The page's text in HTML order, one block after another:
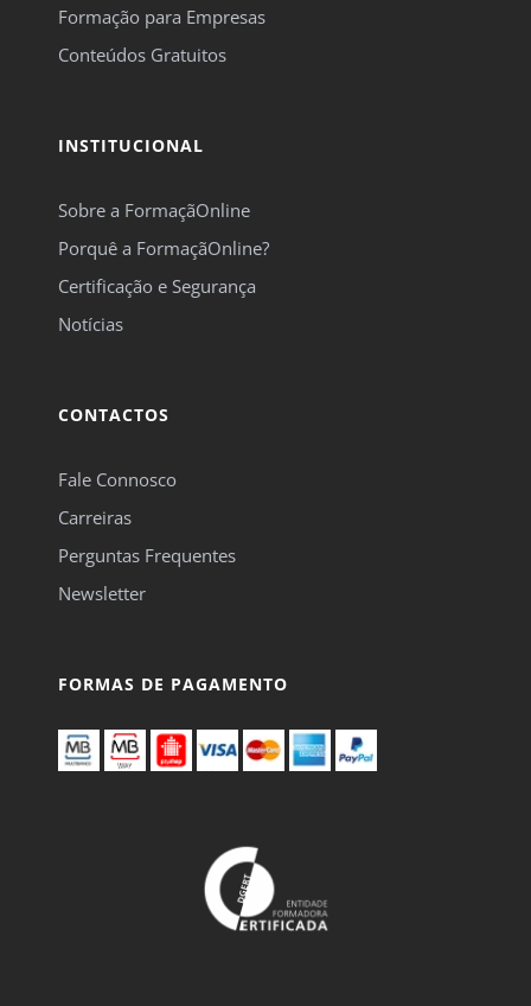
Formação para Empresas
Conteúdos Gratuitos
INSTITUCIONAL
Sobre a FormaçãOnline
Porquê a FormaçãOnline?
Certificação e Segurança
Notícias
CONTACTOS
Fale Connosco
Carreiras
Perguntas Frequentes
Newsletter
FORMAS DE PAGAMENTO